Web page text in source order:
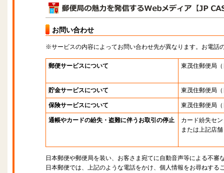
お問い合わせ
※サービスの内容によってお問い合わせ先が異なります。お電話
郵便サービスについて 東茂住郵便局
貯金サービスについて 東茂住郵便局
保険サービスについて 東茂住郵便局
通帳やカードの紛失・盗難に伴うお取引の停止
カード紛失セ
または上記店舗
日本郵便や郵便局を装い、お客さま宛てに自動音声等による不審
日本郵便では、上記のような電話をかけ、個人情報をお尋ねする